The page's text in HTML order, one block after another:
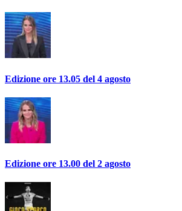
Edizione ore 13.05 del 4 agosto
Edizione ore 13.00 del 2 agosto